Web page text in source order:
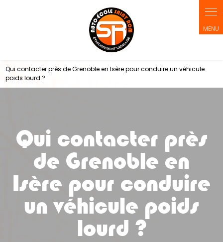
Qui contacter près de Grenoble en Isère pour conduire un véhicule
poids lourd ?
Qui contacter près
de Grenoble en
Isère pour conduire
un véhicule poids
lourd ?